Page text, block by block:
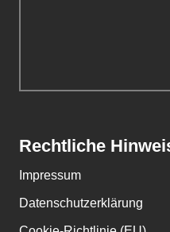
Rechtliche
Impressum
Datenschutzerklärung